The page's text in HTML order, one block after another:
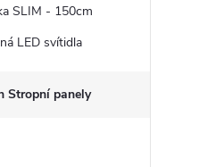
SLIM - 150cm
LED svítidla
Stropní panely